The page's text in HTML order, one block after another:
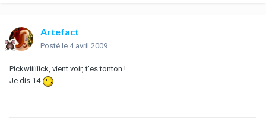
Artefact
Posté le 4 avril 2009
Pickwiiiiiick, vient voir, t'es tonton !
Je dis 14